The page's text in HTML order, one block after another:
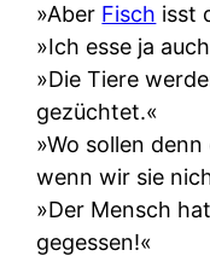
»Aber Fisch isst
»Ich esse ja
»Die Tiere
gezüchtet.«
»Wo sollen
wenn wir sie
»Der Mensch
gegessen!«